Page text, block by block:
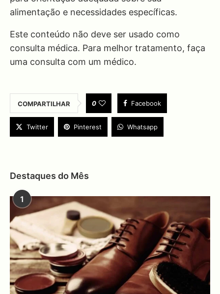
alimentação e necessidades específicas.
Este conteúdo não deve ser usado como
consulta médica. Para melhor tratamento, faça
uma consulta com um médico.
COMPARTILHAR 0 Facebook
Twitter Pinterest Whatsapp
Destaques do Mês
1